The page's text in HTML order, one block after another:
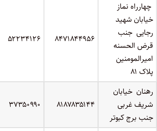
چهارراه نماز
خیابان شهید
رجایی جنب
قرض الحسنه
امیرالمومنین
پلاک ۸۱
۸۴۷۱۸۴۴۹۵۶ ۵۲۲۳۴۱۲۶
رهنان خیابان
شریف غربی
جنب برج کبوتر
۸۱۸۷۸۳۵۱۴۴ ۳۷۳۵۰۹۹۰